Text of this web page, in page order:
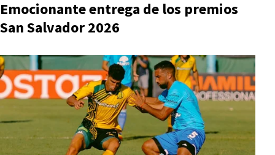
Emocionante entrega de los premios
San Salvador 2026